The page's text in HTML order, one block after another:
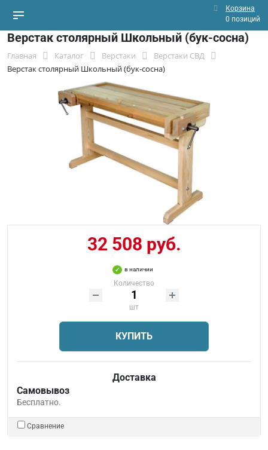
Корзина
0 позиций
Верстак столярный Школьный (бук-сосна)
Главная Каталог Верстаки
Верстаки СВД
Верстак столярный Школьный (бук-сосна)
32 508 руб.
в наличии
Количество
шт
КУПИТЬ
Доставка
Самовывоз
Бесплатно.
Сравнение